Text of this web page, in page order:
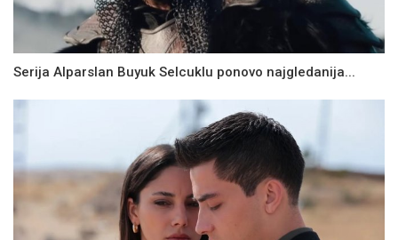
Serija Alparslan Buyuk Selcuklu ponovo najgledanija...